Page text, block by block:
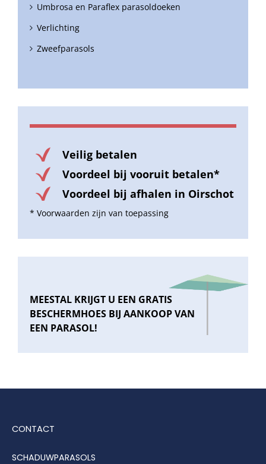
Umbrosa en Paraflex parasoldoeken
Verlichting
Zweefparasols
Veilig betalen
Voordeel bij vooruit betalen*
Voordeel bij afhalen in Oirschot
* Voorwaarden zijn van toepassing
MEESTAL KRIJGT U EEN GRATIS
BESCHERMHOES BIJ AANKOOP VAN
EEN PARASOL!
CONTACT
SCHADUWPARASOLS